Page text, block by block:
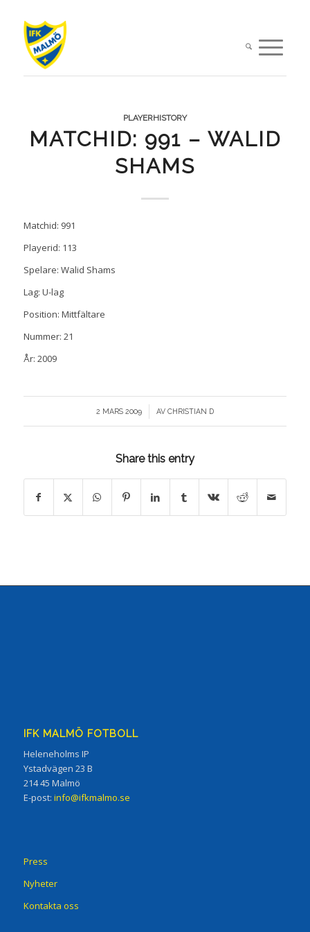
PLAYERHISTORY
MATCHID: 991 – WALID
SHAMS
Matchid: 991
Playerid: 113
Spelare: Walid Shams
Lag: U-lag
Position: Mittfältare
Nummer: 21
År: 2009
2 MARS 2009
/ AV CHRISTIAN D
Share this entry
IFK MALMÖ FOTBOLL
Heleneholms IP
Ystadvägen 23 B
214 45 Malmö
E-post: info@ifkmalmo.se
Press
Nyheter
Kontakta oss